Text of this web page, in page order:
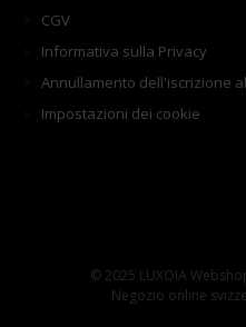
CGV
Informativa sulla Privacy
Annullamento dell'iscrizione
Impostazioni dei cookie
© 2025 LUXOIA
Negozio online